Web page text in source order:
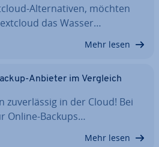
Al­ter­na­ti­ven, möchten
das Wasser…
Mehr lesen
Anbieter im Vergleich
zu­ver­läs­sig in der Cloud! Bei
Online-Backups…
Mehr lesen